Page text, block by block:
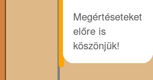
Megértéseteket
előre is
köszönjük!